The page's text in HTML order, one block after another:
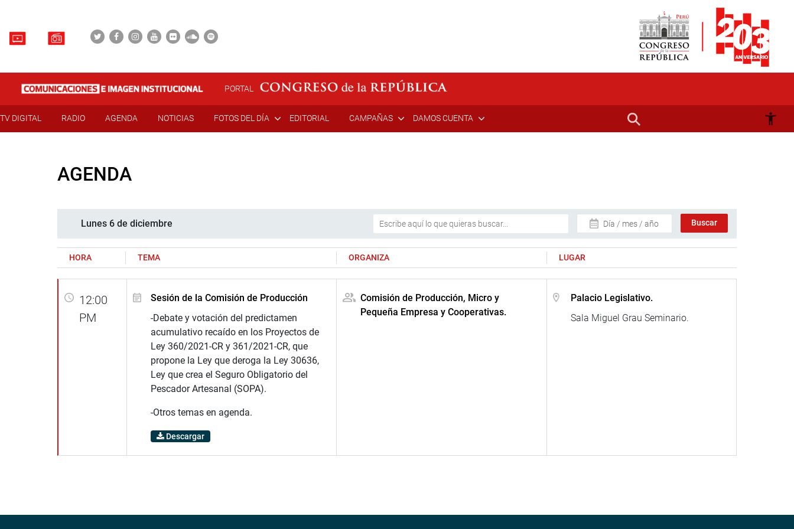
PORTAL
TV DIGITAL RADIO AGENDA NOTICIAS FOTOS DEL DÍA EDITORIAL CAMPAÑAS DAMOS CUENTA
AGENDA
Lunes 6 de diciembre Día / mes / año
HORA TEMA ORGANIZA LUGAR
12:00
PM
Sesión de la Comisión de Producción
-Debate y votación del predictamen
acumulativo recaído en los Proyectos de
Ley 360/2021-CR y 361/2021-CR, que
propone la Ley que deroga la Ley 30636,
Ley que crea el Seguro Obligatorio del
Pescador Artesanal (SOPA).
-Otros temas en agenda.
Descargar
Comisión de Producción, Micro y
Pequeña Empresa y Cooperativas.
Palacio Legislativo.
Sala Miguel Grau Seminario.